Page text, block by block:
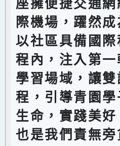
座擁便捷交通
際機場，躍然
以社區具備國
程內，注入第
學習場域，讓
程，引導青園
生命，實踐美
也是我們責無旁